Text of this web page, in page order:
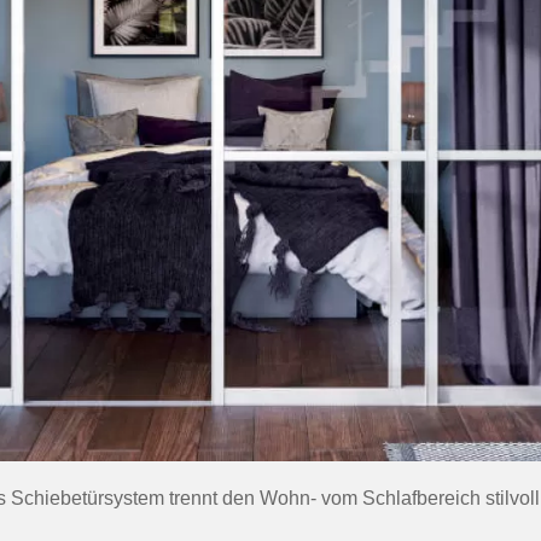
Schiebetürsystem trennt den Wohn- vom Schlafbereich